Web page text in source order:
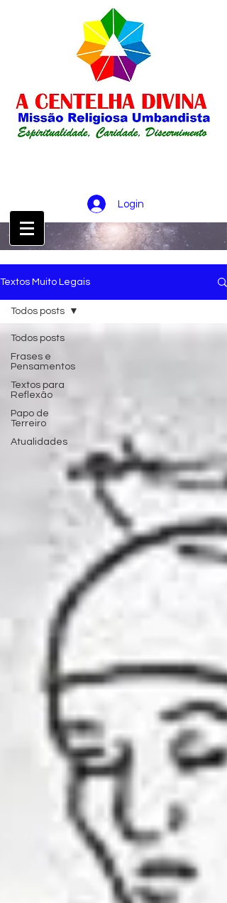
CONTATO :21 98256-0826
Login
Textos Muito Legais
Todos posts
Frases e
Pensamentos
Textos para
Reflexão
Papo de
Terreiro
Atualidades
Todos posts